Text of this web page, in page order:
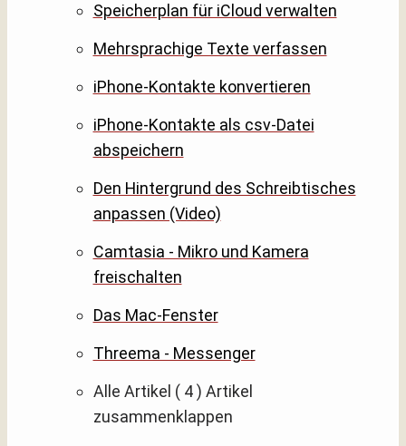
Speicherplan für iCloud verwalten
Mehrsprachige Texte verfassen
iPhone-Kontakte konvertieren
iPhone-Kontakte als csv-Datei
abspeichern
Den Hintergrund des Schreibtisches
anpassen (Video)
Camtasia - Mikro und Kamera
freischalten
Das Mac-Fenster
Threema - Messenger
Alle Artikel ( 4 ) Artikel
zusammenklappen